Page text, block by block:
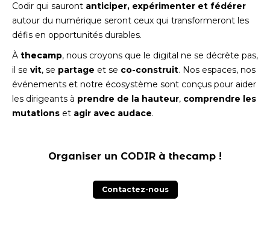
Codir qui sauront anticiper, expérimenter et fédérer
autour du numérique seront ceux qui transformeront les
défis en opportunités durables.
À thecamp, nous croyons que le digital ne se décrète pas,
il se vit, se partage et se co-construit. Nos espaces, nos
événements et notre écosystème sont conçus pour aider
les dirigeants à prendre de la hauteur, comprendre les
mutations et agir avec audace.
Organiser un CODIR à thecamp !
Contactez-nous